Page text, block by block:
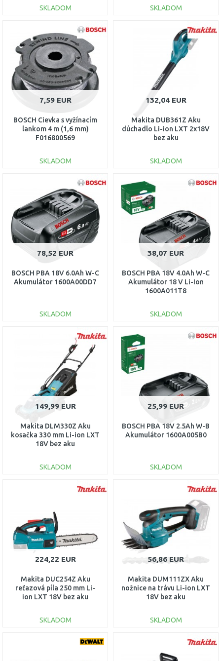
SKLADOM
DO KOŠÍKA
Porovnať
SKLADOM
DO KOŠÍKA
Porovnať
7,59 EUR
BOSCH Cievka s vyžínacím
lankom 4 m (1,6 mm)
F016800569
SKLADOM
DO KOŠÍKA
Porovnať
132,04 EUR
Makita DUB361Z Aku
dúchadlo Li-ion LXT 2x18V
bez aku
SKLADOM
DO KOŠÍKA
Porovnať
78,52 EUR
BOSCH PBA 18V 6.0Ah W-C
Akumulátor 1600A00DD7
SKLADOM
DO KOŠÍKA
Porovnať
38,07 EUR
BOSCH PBA 18V 4.0Ah W-C
Akumulátor 18 V Li-Ion
1600A011T8
SKLADOM
DO KOŠÍKA
149,99 EUR
Makita DLM330Z Aku
kosačka 330 mm Li-ion LXT
18V bez aku
SKLADOM
DO KOŠÍKA
25,99 EUR
BOSCH PBA 18V 2.5Ah W-B
Akumulátor 1600A005B0
SKLADOM
DO KOŠÍKA
Porovnať
224,22 EUR
Makita DUC254Z Aku
reťazová píla 250 mm Li-
ion LXT 18V bez aku
SKLADOM
DO KOŠÍKA
56,86 EUR
Makita DUM111ZX Aku
nožnice na trávu Li-ion LXT
18V bez aku
SKLADOM
DO KOŠÍKA
Porovnať